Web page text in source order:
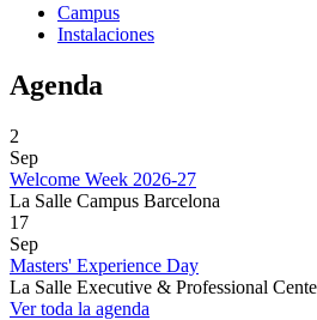
Campus
Instalaciones
Agenda
2
Sep
Welcome Week 2026-27
La Salle Campus Barcelona
17
Sep
Masters' Experience Day
La Salle Executive & Professional
Ver toda la agenda